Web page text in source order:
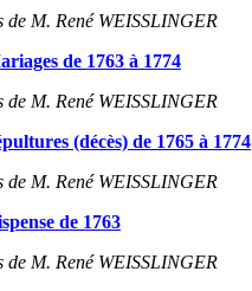
de M. René WEISSLINGER
de 1763 à 1774
de M. René WEISSLINGER
(décès) de 1765 à 1774
de M. René WEISSLINGER
de 1763
de M. René WEISSLINGER